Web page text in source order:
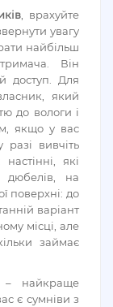
, врахуйте
увагу
найбільш
Він
доступ. Для
який
до вологи і
якщо у вас
вивчіть
які
дюбелів, на
поверхні: до
варіант
місці, але
займає
– найкраще
є сумніви з